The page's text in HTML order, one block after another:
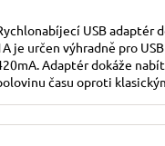
USB adaptér
je určen výhradně pro
Adaptér dokáže
času oproti